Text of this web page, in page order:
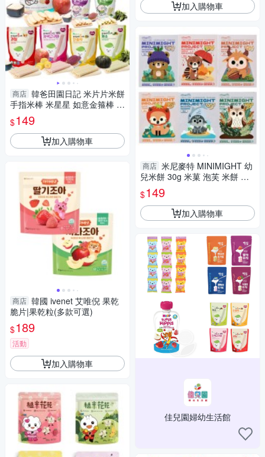
商店 韓爸田園日記 米片片米餅
手指米棒 米星星 如意金箍棒 長
米棒 寶寶米餅 0280
$149
加入購物車
商店 韓國 ivenet 艾唯倪 果乾
脆片|果乾粒(多款可選)
$189
活動
加入購物車
加入購物車
商店 米尼麥特 MINIMIGHT 幼
兒米餅 30g 米菓 泡芙 米餅 星
星餅 米棒 糙米棒 米條 泡芙 好
棒棒
$149
加入購物車
佳兒園婦幼生活館